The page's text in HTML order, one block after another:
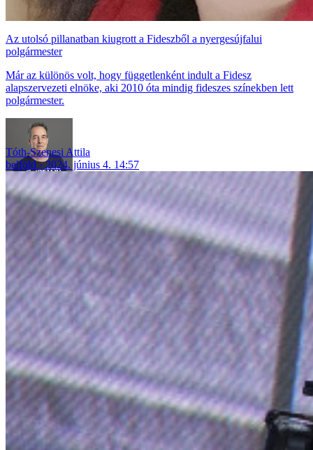
Az utolsó pillanatban kiugrott a Fideszből a nyergesújfalui
polgármester
Már az különös volt, hogy függetlenként indult a Fidesz
alapszervezeti elnöke, aki 2010 óta mindig fideszes színekben lett
polgármester.
Tóth-Szenesi Attila
belföld
2024. június 4. 14:57